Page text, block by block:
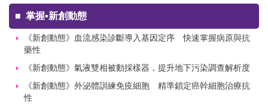
■ 掌握▪新創動態
《新創動態》血流感染診斷導入基因定序 快速掌握病原與抗
藥性
《新創動態》氣液雙相被動採樣器，提升地下污染調查解析度
《新創動態》外泌體訓練免疫細胞 精準鎖定癌幹細胞治療抗
性